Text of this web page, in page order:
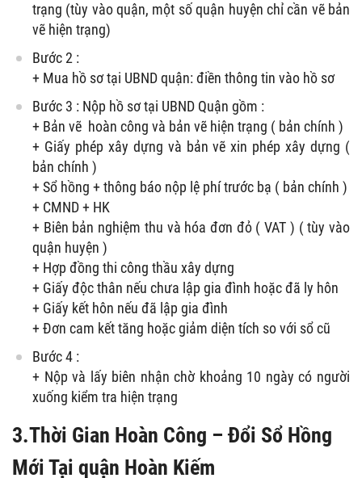
trạng (tùy vào quận, một số quận huyện chỉ cần vẽ bản
vẽ hiện trạng)
Bước 2 :
+ Mua hồ sơ tại UBND quận: điền thông tin vào hồ sơ
Bước 3 : Nộp hồ sơ tại UBND Quận gồm :
+ Bản vẽ hoàn công và bản vẽ hiện trạng ( bản chính )
+ Giấy phép xây dựng và bản vẽ xin phép xây dựng (
bản chính )
+ Sổ hồng + thông báo nộp lệ phí trước bạ ( bản chính )
+ CMND + HK
+ Biên bản nghiệm thu và hóa đơn đỏ ( VAT ) ( tùy vào
quận huyện )
+ Hợp đồng thi công thầu xây dựng
+ Giấy độc thân nếu chưa lập gia đình hoặc đã ly hôn
+ Giấy kết hôn nếu đã lập gia đình
+ Đơn cam kết tăng hoặc giảm diện tích so với sổ cũ
Bước 4 :
+ Nộp và lấy biên nhận chờ khoảng 10 ngày có người
xuống kiểm tra hiện trạng
3.Thời Gian Hoàn Công – Đổi Sổ Hồng
Mới Tại quận Hoàn Kiếm